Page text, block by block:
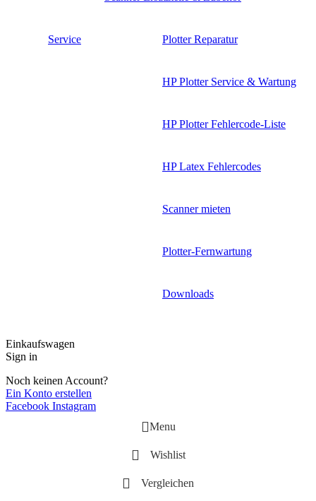
Service Plotter Reparatur
HP Plotter Service & Wartung
HP Plotter Fehlercode-Liste
HP Latex Fehlercodes
Scanner mieten
Plotter-Fernwartung
Downloads
Einkaufswagen
Sign in
Noch keinen Account?
Ein Konto erstellen
Facebook Instagram
Menu
Wishlist
Vergleichen